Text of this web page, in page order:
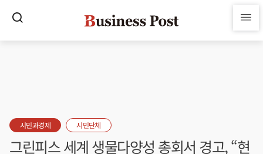
시민과경제 시민단체
그린피스 세계 생물다양성 총회서 경고, “현